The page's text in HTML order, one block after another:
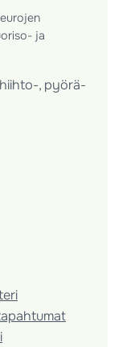
ja
, pyörä-